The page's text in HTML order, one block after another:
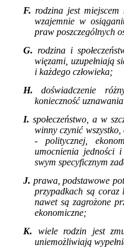
F. rodzina jest
wzajemnie w
praw poszczególnych
G. rodzina i
więzami, uzupełniają
i każdego człowieka;
H. doświadczenie
konieczność
I. społeczeństwo, a w
winny czynić
- politycznej,
umocnienia jedności
swym specyficznym
J. prawa, podstawowe
przypadkach są coraz
nawet są zagrożone
ekonomiczne;
K. wiele rodzin jest
uniemożliwiają